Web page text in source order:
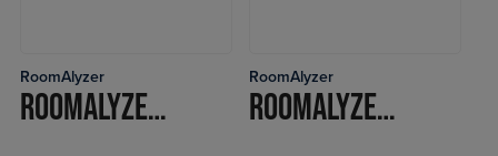
LÆS MERE
RoomAlyzer
ROOMALYZER FULL+ DATALOGGER
LÆS MERE
RoomAlyzer
ROOMALYZER MINI+ PIR DATALOGGER